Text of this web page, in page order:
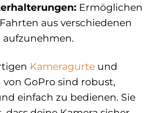
Ermöglichen
aus verschiedenen
Kameragurte und
GoPro sind robust,
einfach zu bedienen. Sie